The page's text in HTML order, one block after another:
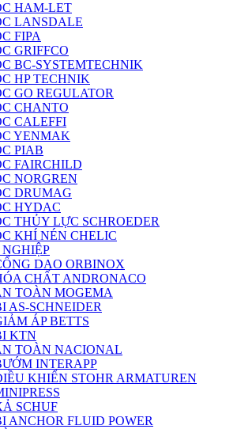
HAM-LET
LANSDALE
FIPA
GRIFFCO
BC-SYSTEMTECHNIK
HP TECHNIK
GO REGULATOR
CHANTO
CALEFFI
YENMAK
PIAB
FAIRCHILD
NORGREN
DRUMAG
HYDAC
THỦY LỰC SCHROEDER
KHÍ NÉN CHELIC
DAO ORBINOX
CHẤT ANDRONACO
TOÀN MOGEMA
AS-SCHNEIDER
ÁP BETTS
KTN
TOÀN NACIONAL
INTERAPP
KHIỂN STOHR ARMATUREN
SCHUF
ANCHOR FLUID POWER